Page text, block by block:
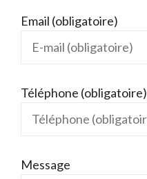
Email (obligatoire)
Téléphone (obligatoire)
Message